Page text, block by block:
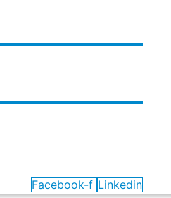
Facebook-f Linkedin